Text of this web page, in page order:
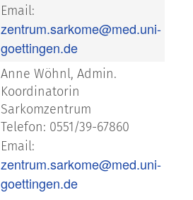
Email:
zentrum.sarkome@med.uni-
goettingen.de
Anne Wöhnl, Admin.
Koordinatorin
Sarkomzentrum
Telefon: 0551/39-67860
Email:
zentrum.sarkome@med.uni-
goettingen.de